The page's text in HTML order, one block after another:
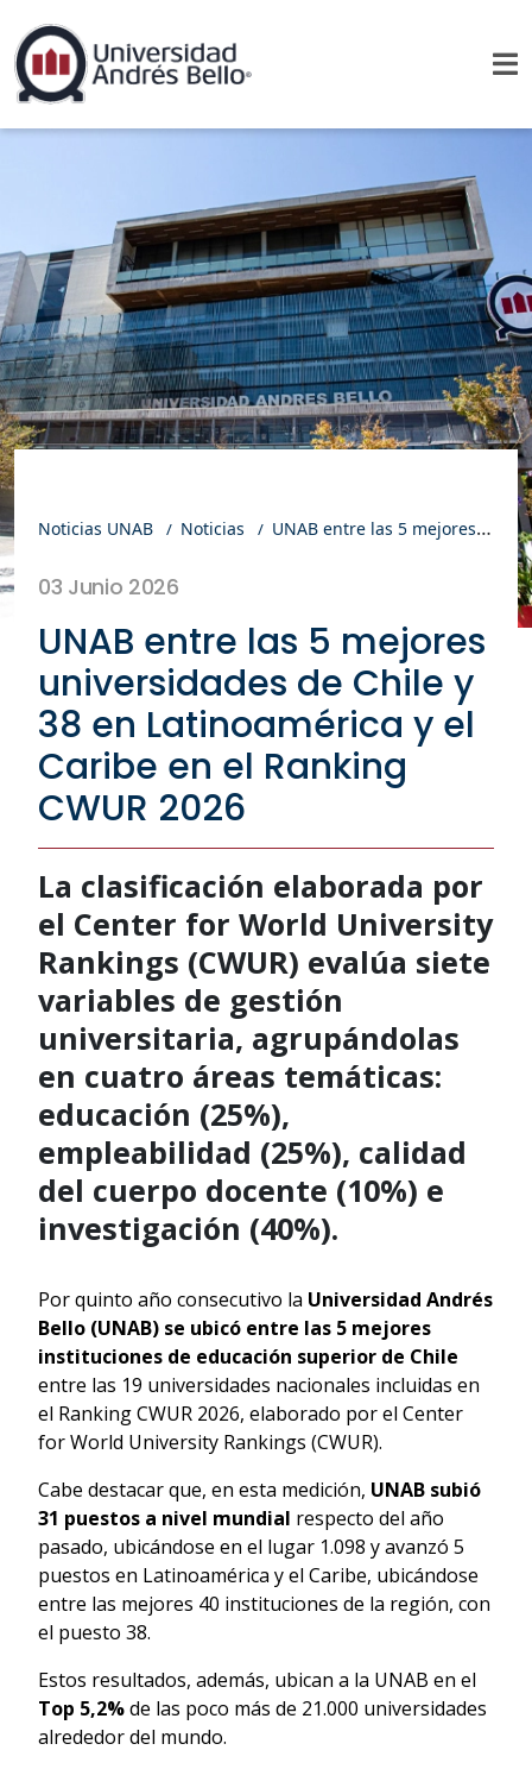
Noticias UNAB Noticias UNAB entre las 5 mejores universidades de Chile y 38 en Latinoamérica y el Caribe en el Ranking CWUR 2026
03 Junio 2026
UNAB entre las 5 mejores
universidades de Chile y
38 en Latinoamérica y el
Caribe en el Ranking
CWUR 2026
La clasificación elaborada por
el Center for World University
Rankings (CWUR) evalúa siete
variables de gestión
universitaria, agrupándolas
en cuatro áreas temáticas:
educación (25%),
empleabilidad (25%), calidad
del cuerpo docente (10%) e
investigación (40%).
Por quinto año consecutivo la Universidad Andrés
Bello (UNAB) se ubicó entre las 5 mejores
instituciones de educación superior de Chile
entre las 19 universidades nacionales incluidas en
el Ranking CWUR 2026, elaborado por el Center
for World University Rankings (CWUR).
Cabe destacar que, en esta medición, UNAB subió
31 puestos a nivel mundial respecto del año
pasado, ubicándose en el lugar 1.098 y avanzó 5
puestos en Latinoamérica y el Caribe, ubicándose
entre las mejores 40 instituciones de la región, con
el puesto 38.
Estos resultados, además, ubican a la UNAB en el
Top 5,2%de las poco más de 21.000 universidades
alrededor del mundo.